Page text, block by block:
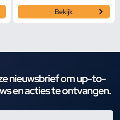
Bekijk
nieuwsbrief om up-to-
en acties te ontvangen.